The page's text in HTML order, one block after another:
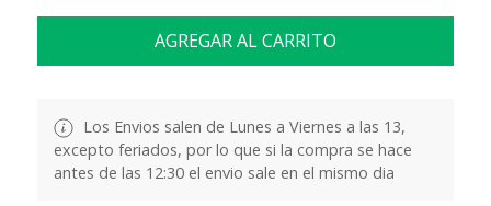
AGREGAR AL CARRITO
Los Envios salen de Lunes a Viernes a las 13,
excepto feriados, por lo que si la compra se hace
antes de las 12:30 el envio sale en el mismo dia